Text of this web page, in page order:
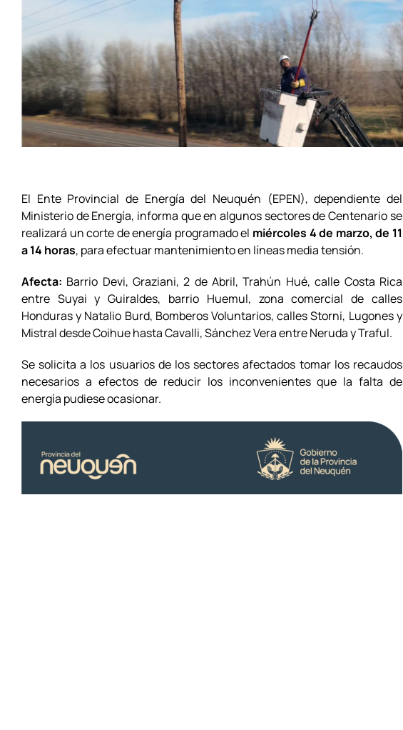
El Ente Provincial de Energía del Neuquén (EPEN), dependiente del
Ministerio de Energía, informa que en algunos sectores de Centenario se
realizará un corte de energía programado el miércoles 4 de marzo, de 11
a 14 horas, para efectuar mantenimiento en líneas media tensión.
Afecta: Barrio Devi, Graziani, 2 de Abril, Trahún Hué, calle Costa Rica
entre Suyai y Guiraldes, barrio Huemul, zona comercial de calles
Honduras y Natalio Burd, Bomberos Voluntarios, calles Storni, Lugones y
Mistral desde Coihue hasta Cavalli, Sánchez Vera entre Neruda y Traful.
Se solicita a los usuarios de los sectores afectados tomar los recaudos
necesarios a efectos de reducir los inconvenientes que la falta de
energía pudiese ocasionar.